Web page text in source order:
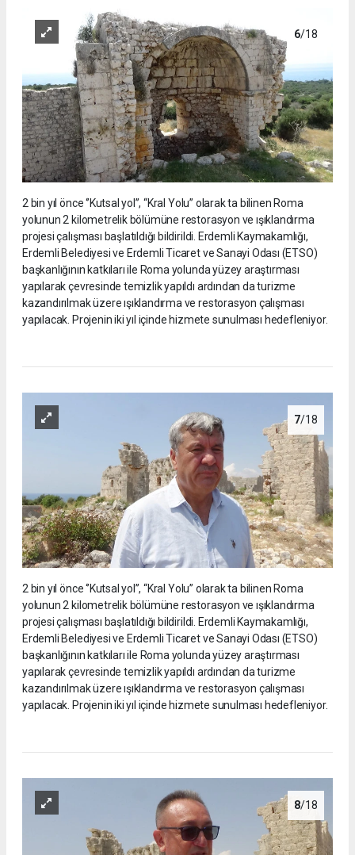
6/18
2 bin yıl önce ‘’Kutsal yol’’, “Kral Yolu” olarak ta bilinen Roma
yolunun 2 kilometrelik bölümüne restorasyon ve ışıklandırma
projesi çalışması başlatıldığı bildirildi. Erdemli Kaymakamlığı,
Erdemli Belediyesi ve Erdemli Ticaret ve Sanayi Odası (ETSO)
başkanlığının katkıları ile Roma yolunda yüzey araştırması
yapılarak çevresinde temizlik yapıldı ardından da turizme
kazandırılmak üzere ışıklandırma ve restorasyon çalışması
yapılacak. Projenin iki yıl içinde hizmete sunulması hedefleniyor.
7/18
2 bin yıl önce ‘’Kutsal yol’’, “Kral Yolu” olarak ta bilinen Roma
yolunun 2 kilometrelik bölümüne restorasyon ve ışıklandırma
projesi çalışması başlatıldığı bildirildi. Erdemli Kaymakamlığı,
Erdemli Belediyesi ve Erdemli Ticaret ve Sanayi Odası (ETSO)
başkanlığının katkıları ile Roma yolunda yüzey araştırması
yapılarak çevresinde temizlik yapıldı ardından da turizme
kazandırılmak üzere ışıklandırma ve restorasyon çalışması
yapılacak. Projenin iki yıl içinde hizmete sunulması hedefleniyor.
8/18